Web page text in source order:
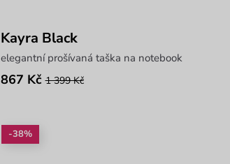
Kayra Black
elegantní prošívaná taška na notebook
867 Kč 1 399 Kč
-38%